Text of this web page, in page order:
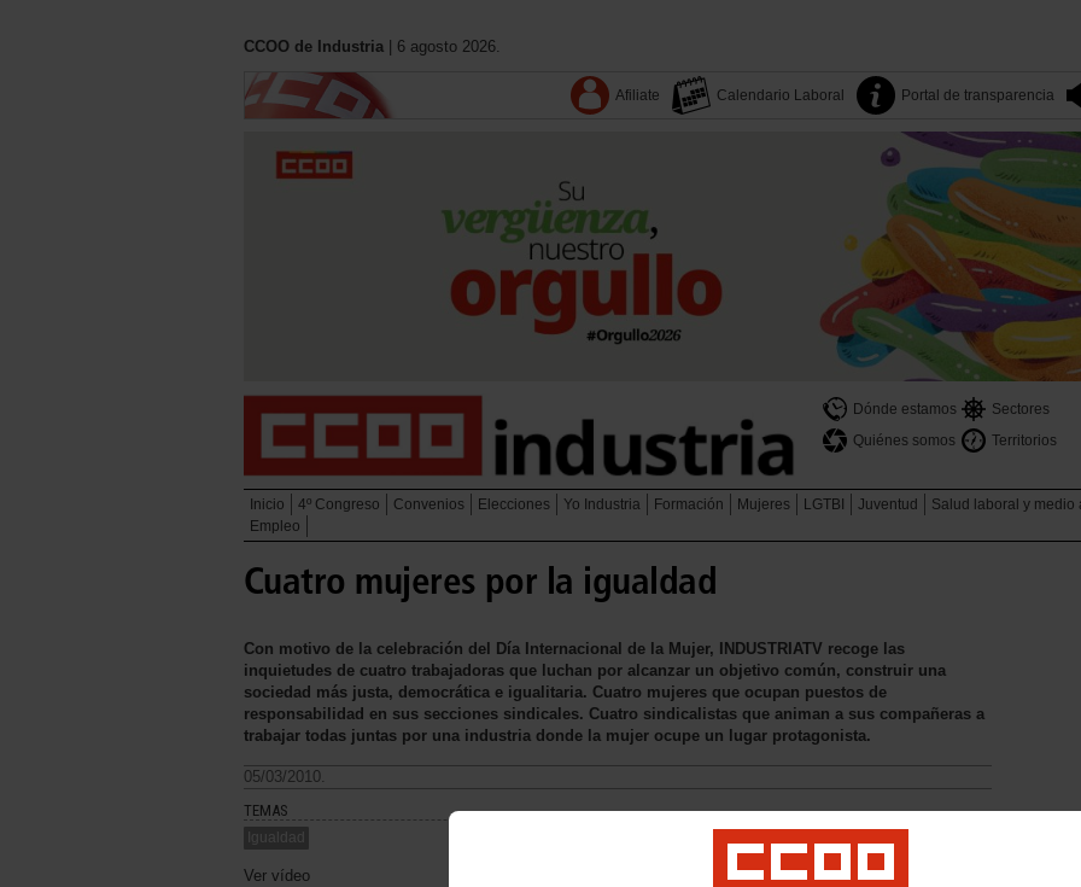
CCOO de Industria | 6 agosto 2026.
Afiliate Calendario Laboral Portal de transparencia
Dónde estamos Sectores
Quiénes somos
Territorios
Inicio 4º Congreso Convenios Elecciones Yo Industria Formación Mujeres LGTBI Juventud Salud laboral y medio
Empleo
Cuatro mujeres por la igualdad
Con motivo de la celebración del Día Internacional de la Mujer, INDUSTRIATV recoge las
inquietudes de cuatro trabajadoras que luchan por alcanzar un objetivo común, construir una
sociedad más justa, democrática e igualitaria. Cuatro mujeres que ocupan puestos de
responsabilidad en sus secciones sindicales. Cuatro sindicalistas que animan a sus compañeras a
trabajar todas juntas por una industria donde la mujer ocupe un lugar protagonista.
05/03/2010.
TEMAS
Igualdad
Ver vídeo